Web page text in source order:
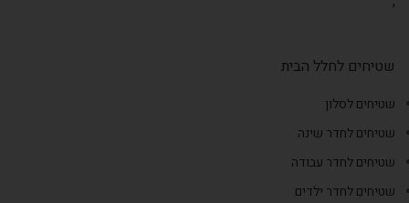
שטיחים לחלל הבית
שטיחים לסלון
שטיחים לחדר שינה
שטיחים לחדר עבודה
שטיחים לחדר ילדים